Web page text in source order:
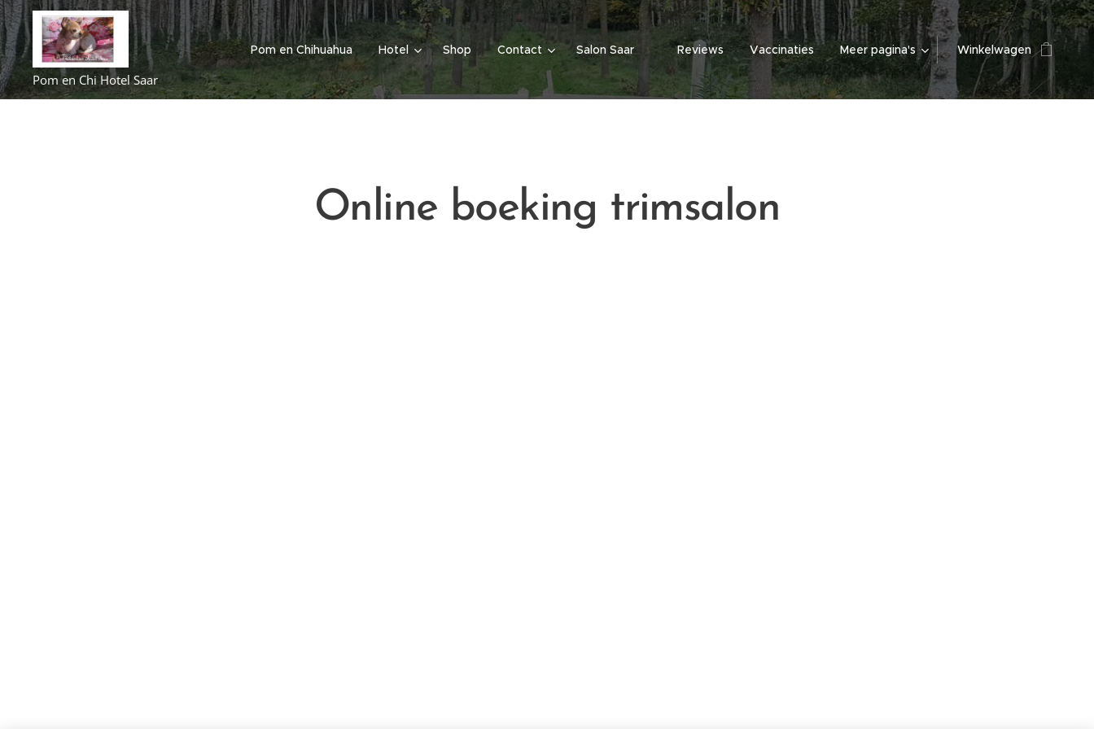
Pom en Chi Hotel Saar
Pom en Chihuahua Hotel Shop Contact Salon Saar ✂ Reviews Vaccinaties Meer pagina's Winkelwagen
Online boeking trimsalon